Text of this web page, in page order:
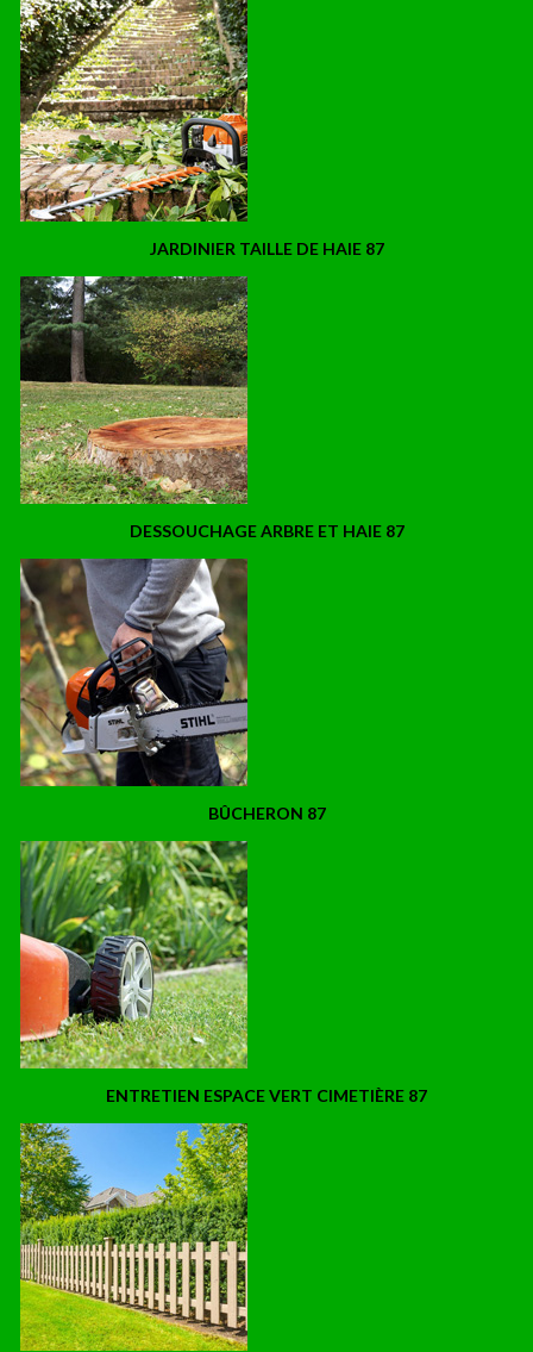
JARDINIER TAILLE DE HAIE 87
DESSOUCHAGE ARBRE ET HAIE 87
BÛCHERON 87
ENTRETIEN ESPACE VERT CIMETIÈRE 87